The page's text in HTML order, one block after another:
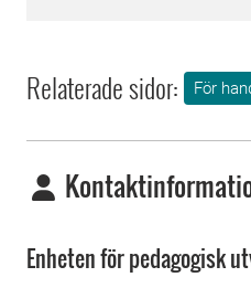
Relaterade sidor: För
Enheten för pedagogisk